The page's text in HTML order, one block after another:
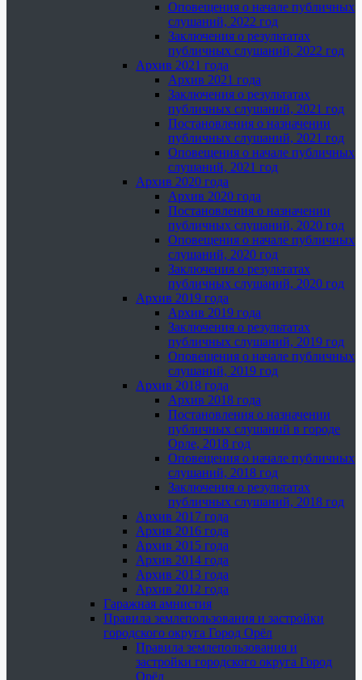
Оповещения о начале публичных
слушаний, 2022 год
Заключения о результатах
публичных слушаний, 2022 год
Архив 2021 года
Архив 2021 года
Заключения о результатах
публичных слушаний, 2021 год
Постановления о назначении
публичных слушаний, 2021 год
Оповещения о начале публичных
слушаний, 2021 год
Архив 2020 года
Архив 2020 года
Постановления о назначении
публичных слушаний, 2020 год
Оповещения о начале публичных
слушаний, 2020 год
Заключения о результатах
публичных слушаний, 2020 год
Архив 2019 года
Архив 2019 года
Заключения о результатах
публичных слушаний, 2019 год
Оповещения о начале публичных
слушаний, 2019 год
Архив 2018 года
Архив 2018 года
Постановления о назначении
публичных слушаний в городе
Орле, 2018 год
Оповещения о начале публичных
слушаний, 2018 год
Заключения о результатах
публичных слушаний, 2018 год
Архив 2017 года
Архив 2016 года
Архив 2015 года
Архив 2014 года
Архив 2013 года
Архив 2012 года
Гаражная амнистия
Правила землепользования и застройки
городского округа Город Орёл
Правила землепользования и
застройки городского округа Город
Орёл